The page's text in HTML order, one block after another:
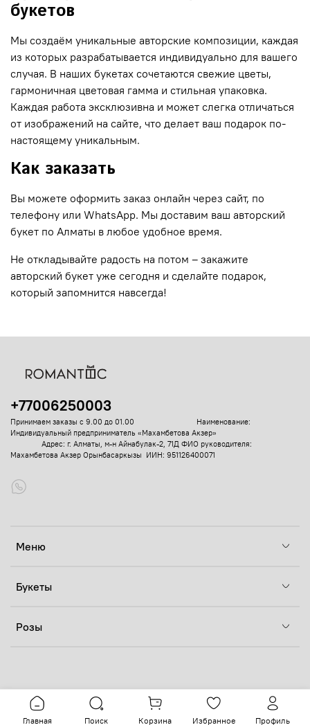
букетов
Мы создаём уникальные авторские композиции, каждая
из которых разрабатывается индивидуально для вашего
случая. В наших букетах сочетаются свежие цветы,
гармоничная цветовая гамма и стильная упаковка.
Каждая работа эксклюзивна и может слегка отличаться
от изображений на сайте, что делает ваш подарок по-
настоящему уникальным.
Как заказать
Вы можете оформить заказ онлайн через сайт, по
телефону или WhatsApp. Мы доставим ваш авторский
букет по Алматы в любое удобное время.
Не откладывайте радость на потом – закажите
авторский букет уже сегодня и сделайте подарок,
который запомнится навсегда!
Меню
Букеты
Розы
+77006250003
Принимаем заказы с 9.00 до 01.00 Наименование:
Индивидуальный предприниматель «Махамбетова Акзер»
Адрес: г. Алматы, м-н Айнабулак-2, 71Д ФИО руководителя:
Махамбетова Акзер Орынбасаркызы ИИН: 951126400071
Главная Поиск Корзина Избранное Профиль